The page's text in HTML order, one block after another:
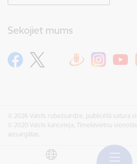
Sekojiet mums
© 2026 Valsts robežsardze, publicētā satura
© 2020 Valsts kanceleja, Tīmekļvietņu
aizsargātas.